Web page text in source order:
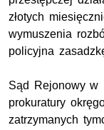
złotych
wymuszenia
policyjna
Sąd Rejonowy w
prokuratury
zatrzymanych